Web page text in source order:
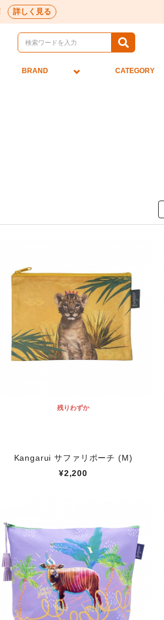
詳しく見る
BRAND CATEGORY
残りわずか
Kangarui サファリポーチ (M)
¥2,200